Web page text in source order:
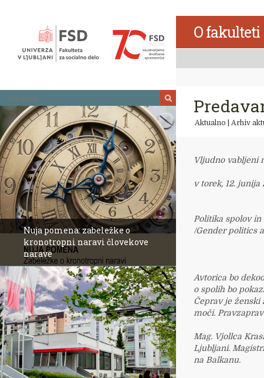
vsebino
Nuja pomena: zabeležke o
kronotropni naravi človekove
narave
O fakulteti
Aktualno Arhiv
Vljudno vabljeni
v torek, 12. junija
Politika spolov
/Gender politics
Avtorica bo
o spolih bo
Čeprav je
moči.
Mag. Vjollca
Ljubljani.
na Balkanu.